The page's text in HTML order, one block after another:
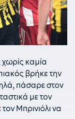
καμία
βρήκε την
πάσαρε στον
με τον
Μπρινιόλι να